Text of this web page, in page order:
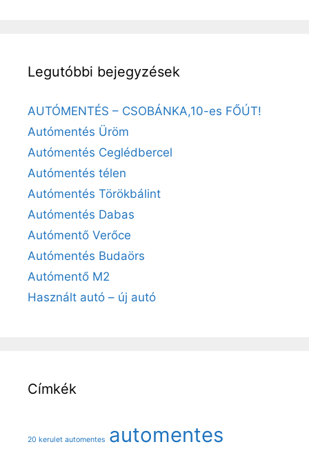
Legutóbbi bejegyzések
AUTÓMENTÉS – CSOBÁNKA,10-es FŐÚT!
Autómentés Üröm
Autómentés Ceglédbercel
Autómentés télen
Autómentés Törökbálint
Autómentés Dabas
Autómentő Verőce
Autómentés Budaörs
Autómentő M2
Használt autó – új autó
Címkék
20 kerulet automentes automentes